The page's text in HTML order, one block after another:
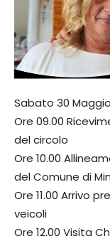
Sabato 30 Maggio
Ore 09.00
del circolo
Ore 10.00
del Comune di
Ore 11.00 Arrivo
veicoli
Ore 12.00 Visita